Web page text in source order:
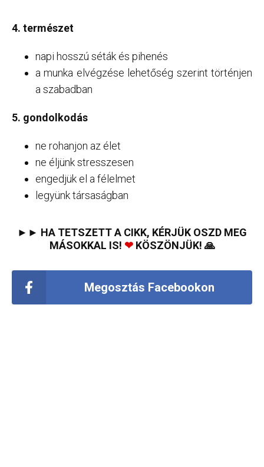
4. természet
napi hosszú séták és pihenés
a munka elvégzése lehetőség szerint történjen
a szabadban
5. gondolkodás
ne rohanjon az élet
ne éljünk stresszesen
engedjük el a félelmet
legyünk társaságban
►► HA TETSZETT A CIKK, KÉRJÜK OSZD MEG
MÁSOKKAL IS! ❤KÖSZÖNJÜK! 🙏
Megosztás Facebookon